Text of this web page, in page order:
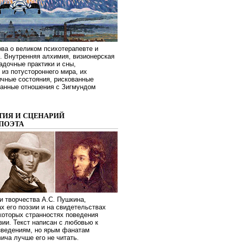
о великом психотерапевте и
алхимия, визионерская
практики и сны,
потустороннего мира, их
состояния, рискованные
отношения с Зигмундом
И СЦЕНАРИЙ
творчества А.С. Пушкина,
его поэзии и на свидетельствах
странностях поведения
Текст написан с любовью к
но ярым фанатам
лучше его не читать.